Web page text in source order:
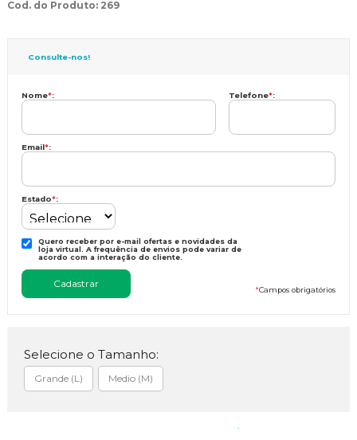
Cod. do Produto: 269
Consulte-nos!
Nome*: Telefone*:
Email*:
Estado*:
Quero receber por e-mail ofertas e novidades da
loja virtual. A frequência de envios pode variar de
acordo com a interação do cliente.
*Campos obrigatórios
Selecione o Tamanho:
Grande (L) Medio (M)